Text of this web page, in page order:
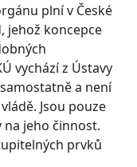
plní v České
jehož koncepce
vychází z Ústavy
a není
Jsou pouze
na jeho činnost.
prvků